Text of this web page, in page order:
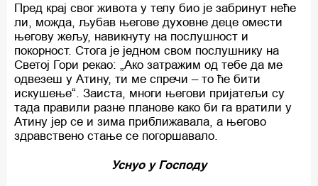
Пред крај свог живота у телу био је забринут неће
ли, можда, љубав његове духовне деце омести
његову жељу, навикнуту на послушност и
покорност. Стога је једном свом послушнику на
Светој Гори рекао: „Ако затражим од тебе да ме
одвезеш у Атину, ти ме спречи – то ће бити
искушење“. Заиста, многи његови пријатељи су
тада правили разне планове како би га вратили у
Атину јер се и зима приближавала, а његово
здравствено стање се погоршавало.
Уснуо у Господу